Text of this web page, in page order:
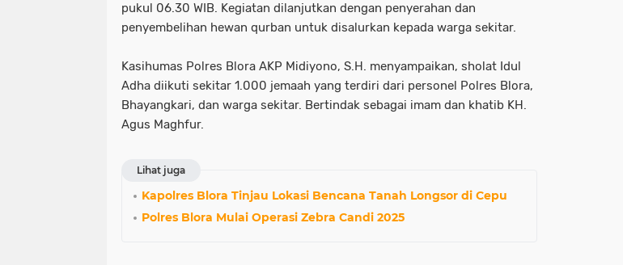
pukul 06.30 WIB. Kegiatan dilanjutkan dengan penyerahan dan
penyembelihan hewan qurban untuk disalurkan kepada warga sekitar.
Kasihumas Polres Blora AKP Midiyono, S.H. menyampaikan, sholat Idul
Adha diikuti sekitar 1.000 jemaah yang terdiri dari personel Polres Blora,
Bhayangkari, dan warga sekitar. Bertindak sebagai imam dan khatib KH.
Agus Maghfur.
Lihat juga
Kapolres Blora Tinjau Lokasi Bencana Tanah Longsor di Cepu
Polres Blora Mulai Operasi Zebra Candi 2025